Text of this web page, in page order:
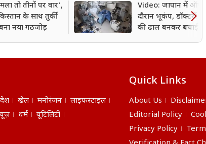
तो तीनों पर वार’,
के साथ तुर्की
नया गठजोड़
Video: जापान में
दौरान भूकंप, डॉक्टरों ने
की ढाल बनकर बचाई
खेल मनोरंजन
लाइफस्टाइल
धर्म यूटिलिटी
Quick Links
About Us
Editorial Policy
Privacy Policy